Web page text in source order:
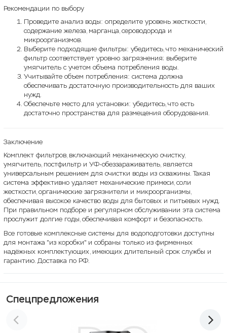
Рекомендации по выбору
Проведите анализ воды: определите уровень жесткости,
содержание железа, марганца, сероводорода и
микроорганизмов.
Выберите подходящие фильтры: убедитесь, что механический
фильтр соответствует уровню загрязнения; выберите
умягчитель с учетом объема потребления воды.
Учитывайте объем потребления: система должна
обеспечивать достаточную производительность для ваших
нужд.
Обеспечьте место для установки: убедитесь, что есть
достаточно пространства для размещения оборудования.
Заключение
Комплект фильтров, включающий механическую очистку,
умягчитель, постфильтр и УФ-обеззараживатель, является
универсальным решением для очистки воды из скважины. Такая
система эффективно удаляет механические примеси, соли
жесткости, органические загрязнители и микроорганизмы,
обеспечивая высокое качество воды для бытовых и питьевых нужд.
При правильном подборе и регулярном обслуживании эта система
прослужит долгие годы, обеспечивая комфорт и безопасность.
Все готовые комплексные системы для водоподготовки доступны
для монтажа "из коробки" и собраны только из фирменных
надёжных комплектующих, имеющих длительный срок службы и
гарантию. Доставка по РФ.
Спецпредложения